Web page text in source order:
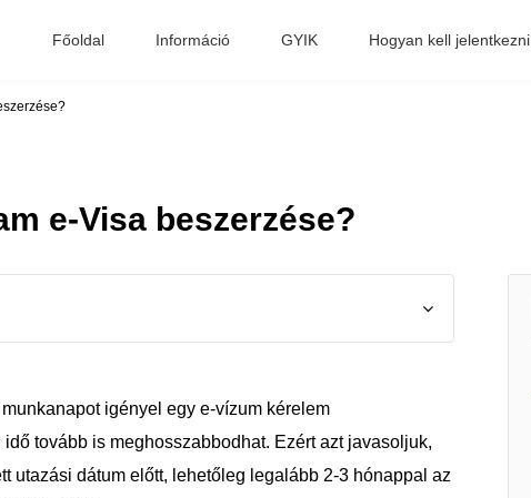
Főoldal Információ GYIK Hogyan kell jelentkezni
e-Visa beszerzése?
igényel egy e-vízum kérelem
tovább is meghosszabbodhat. Ezért azt javasoljuk,
utazási dátum előtt, lehetőleg legalább 2-3 hónappal az